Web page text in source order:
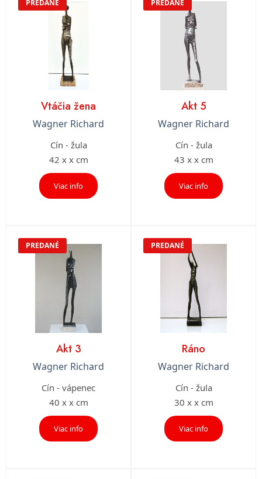
PREDANÉ
Vtáčia žena
Wagner Richard
Cín - žula
42 x x cm
Viac info
PREDANÉ
Akt 5
Wagner Richard
Cín - žula
43 x x cm
Viac info
PREDANÉ
Akt 3
Wagner Richard
Cín - vápenec
40 x x cm
Viac info
PREDANÉ
Ráno
Wagner Richard
Cín - žula
30 x x cm
Viac info